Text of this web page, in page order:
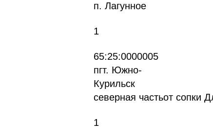
п. Лагунное
1
пгт. Южно-
северная частьот сопки
1